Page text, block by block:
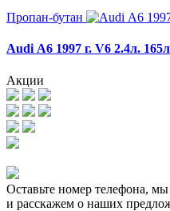
Пропан-бутан
Audi А6 1997 г. V6 2.4л.
Акции
Оставьте номер телефона,
и расскажем о наших